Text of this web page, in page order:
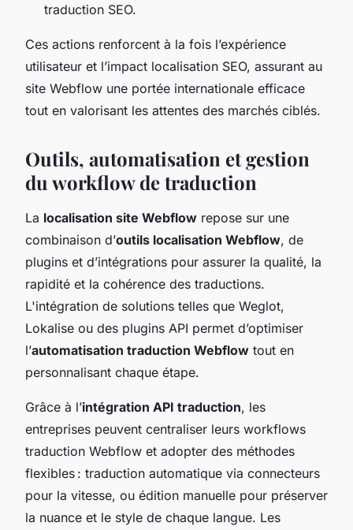
traduction SEO.
Ces actions renforcent à la fois l’expérience
utilisateur et l’impact localisation SEO, assurant au
site Webflow une portée internationale efficace
tout en valorisant les attentes des marchés ciblés.
Outils, automatisation et gestion
du workflow de traduction
La localisation site Webflow repose sur une
combinaison d’outils localisation Webflow, de
plugins et d’intégrations pour assurer la qualité, la
rapidité et la cohérence des traductions.
L'intégration de solutions telles que Weglot,
Lokalise ou des plugins API permet d’optimiser
l’automatisation traduction Webflow tout en
personnalisant chaque étape.
Grâce à l’intégration API traduction, les
entreprises peuvent centraliser leurs workflows
traduction Webflow et adopter des méthodes
flexibles : traduction automatique via connecteurs
pour la vitesse, ou édition manuelle pour préserver
la nuance et le style de chaque langue. Les